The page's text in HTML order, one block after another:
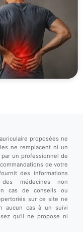
proposées ne
ne remplacent ni un
un professionnel de
de votre
des informations
médecines non
cas de conseils ou
sur ce site ne
aucun cas à un suivi
qu'il ne propose ni